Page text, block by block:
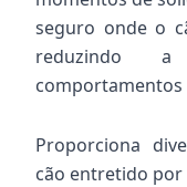
seguro onde o
reduzindo
Proporciona
cão entretido